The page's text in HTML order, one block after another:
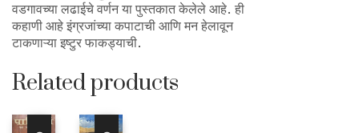
वडगावच्या लढाईचे वर्णन या पुस्तकात केलेले आहे. ही
कहाणी आहे इंग्रजांच्या कपाटाची आणि मन हेलावून
टाकणाऱ्या इष्टुर फाकड्याची.
Related products